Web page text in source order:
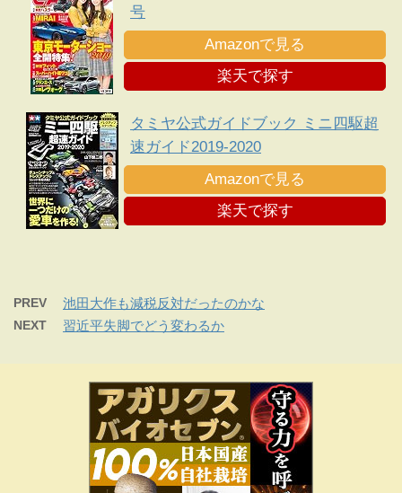
号
Amazonで見る
楽天で探す
タミヤ公式ガイドブック ミニ四駆超
速ガイド2019-2020
Amazonで見る
楽天で探す
PREV 池田大作も減税反対だったのかな
NEXT 習近平失脚でどう変わるか